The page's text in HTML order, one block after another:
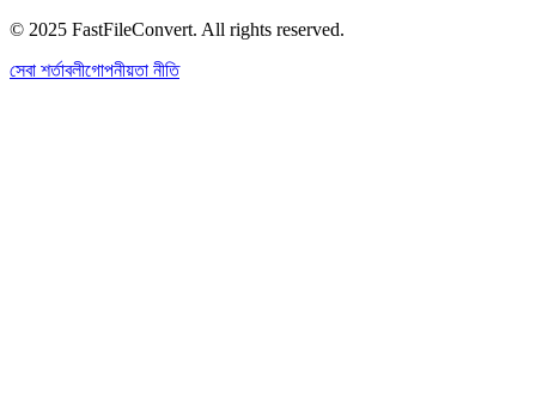
© 2025 FastFileConvert. All rights reserved.
সেবা শর্তাবলীগোপনীয়তা নীতি